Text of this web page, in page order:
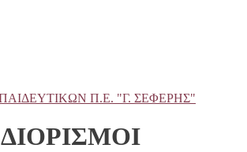
ΔΙΟΡΙΣΜΟΙ